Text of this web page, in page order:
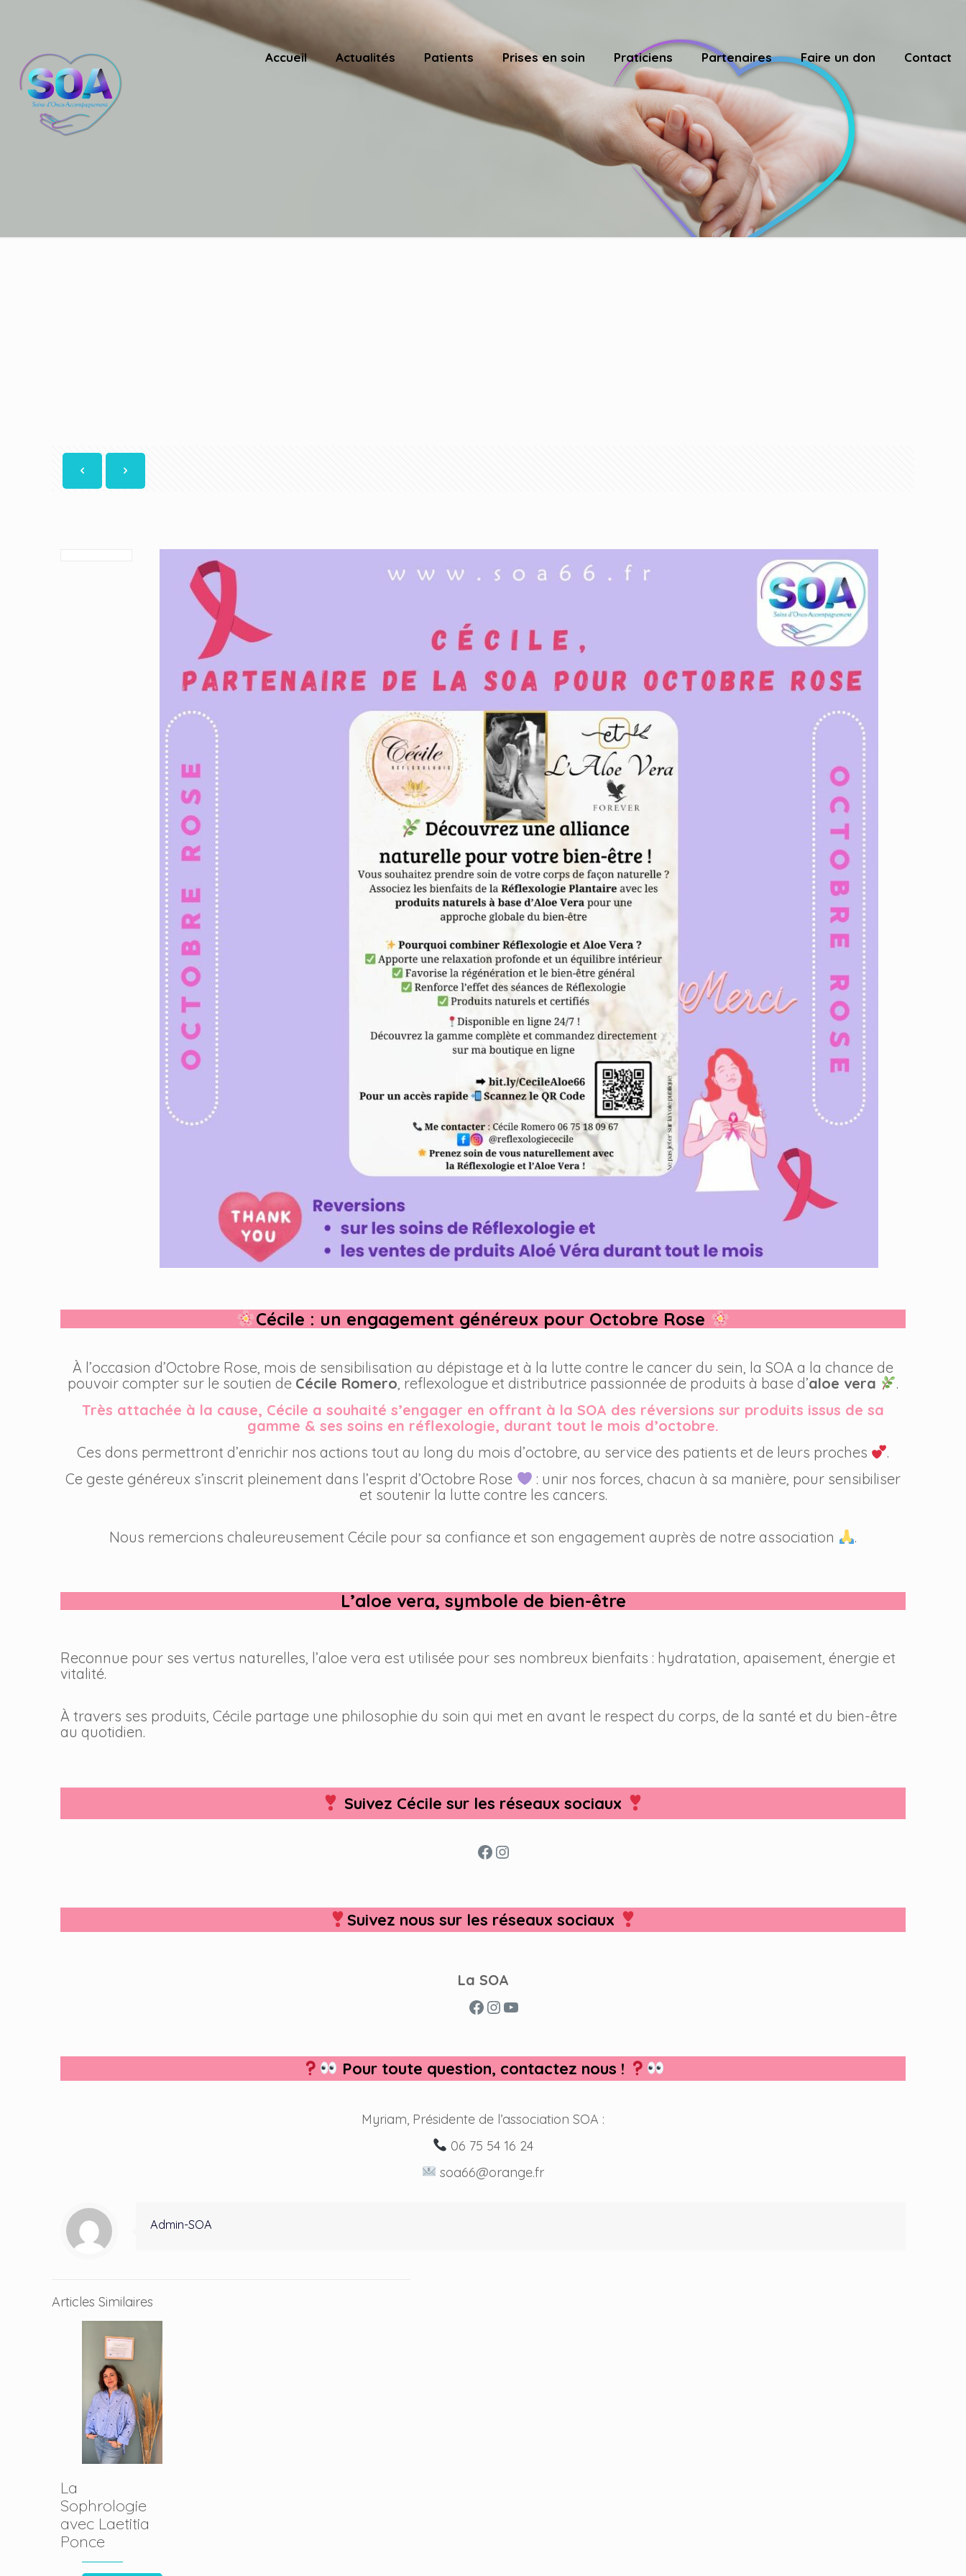
Accueil Actualités Patients Prises en soin Praticiens Partenaires Faire un don Contact
Cécile : un engagement généreux pour Octobre Rose
À l’occasion d’Octobre Rose, mois de sensibilisation au dépistage et à la lutte contre le cancer du sein, la SOA a la chance de
pouvoir compter sur le soutien de Cécile Romero , reflexologue et distributrice passionnée de produits à base d’aloe vera
.
Très attachée à la cause, Cécile a souhaité s’engager en offrant à la SOA des réversions sur produits issus de sa
gamme & ses soins en réflexologie, durant tout le mois d’octobre.
Ces dons permettront d’enrichir nos actions tout au long du mois d’octobre, au service des patients et de leurs proches
.
Ce geste généreux s’inscrit pleinement dans l’esprit d’Octobre Rose
: unir nos forces, chacun à sa manière, pour sensibiliser
et soutenir la lutte contre les cancers.
Nous remercions chaleureusement Cécile pour sa confiance et son engagement auprès de notre association .
L’aloe vera, symbole de bien-être
Reconnue pour ses vertus naturelles, l’aloe vera est utilisée pour ses nombreux bienfaits : hydratation, apaisement, énergie et
vitalité.
À travers ses produits, Cécile partage une philosophie du soin qui met en avant le respect du corps, de la santé et du bien-être
au quotidien.
Suivez Cécile sur les réseaux sociaux
Facebook
Instagram
Suivez nous sur les réseaux sociaux
La SOA
Facebook
Instagram
YouTube
Pour toute question, contactez nous !
Myriam, Présidente de l’association SOA :
06 75 54 16 24
soa66@orange.fr
Admin-SOA
Articles Similaires
La
Sophrologie
avec Laetitia
Ponce